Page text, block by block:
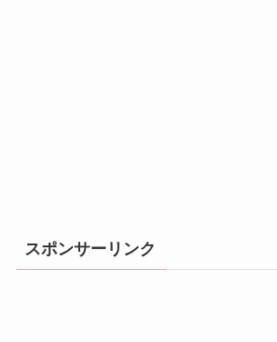
スポンサーリンク